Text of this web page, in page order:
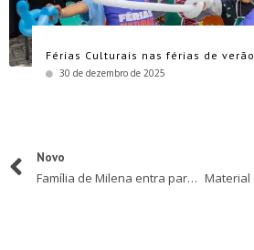
Férias Culturais nas férias de verão
30 de dezembro de 2025
Novo
Família de Milena entra para a Turma da Mônica